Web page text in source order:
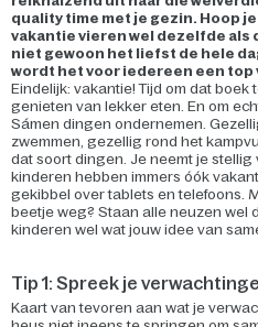
quality time met je gezin. Hoop
vakantie vieren wel dezelfde als
niet gewoon het liefst de hele
wordt het voor iedereen een top
Eindelijk: vakantie! Tijd om dat
genieten van lekker eten. En om
Sámen dingen ondernemen.
zwemmen, gezellig rond het
dat soort dingen. Je neemt je
kinderen hebben immers óók
gekibbel over tablets en telefoons.
beetje weg? Staan alle neuzen wel
kinderen wel wat jouw idee van
Tip 1: Spreek je
Kaart van tevoren aan wat je